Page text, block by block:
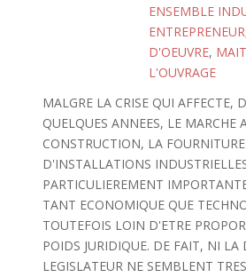
ENSEMBLE
ENTREPRENEUR
D'OEUVRE,
L'OUVRAGE
MALGRE LA CRISE QUI AFFECTE,
QUELQUES ANNEES, LE MARCHE
CONSTRUCTION, LA FOURNITURE
D'INSTALLATIONS
PARTICULIEREMENT
TANT ECONOMIQUE QUE
TOUTEFOIS LOIN D'ETRE
POIDS JURIDIQUE. DE FAIT, NI LA
LEGISLATEUR NE SEMBLENT